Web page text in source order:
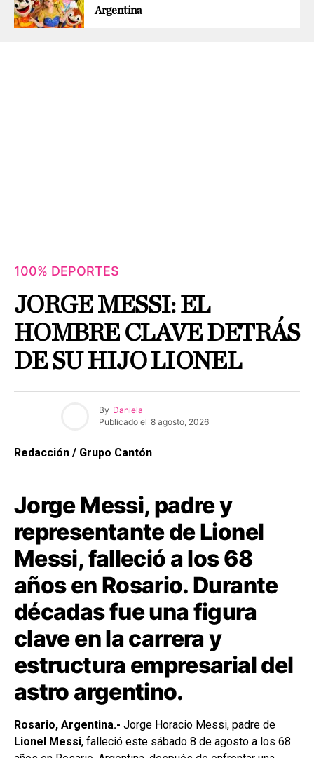
Argentina
100% DEPORTES
JORGE MESSI: EL
HOMBRE CLAVE DETRÁS
DE SU HIJO LIONEL
By Daniela
Publicado el 8 agosto, 2026
Redacción / Grupo Cantón
Jorge Messi, padre y
representante de Lionel
Messi, falleció a los 68
años en Rosario. Durante
décadas fue una figura
clave en la carrera y
estructura empresarial del
astro argentino.
Rosario, Argentina.- Jorge Horacio Messi, padre de
Lionel Messi, falleció este sábado 8 de agosto a los 68